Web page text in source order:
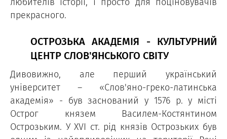
прекрасного.
ОСТРОЗЬКА АКАДЕМІЯ - КУЛЬТУРНИЙ
ЦЕНТР СЛОВ'ЯНСЬКОГО СВІТУ
Дивовижно, але перший український
університет – «Слов'яно-греко-латинська
академія» - був заснований у 1576 р. у місті
Острог князем Василем-Костянтином
Острозьким. У ХVІ ст. рід князів Острозьких був